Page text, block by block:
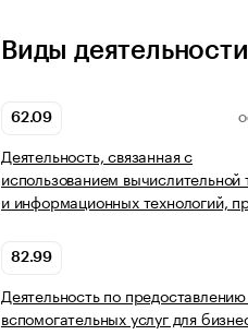
Виды деятельности
62.09
Деятельность, связанная с
использованием вычислительной
и информационных технологий,
82.99
Деятельность по
вспомогательных услуг для